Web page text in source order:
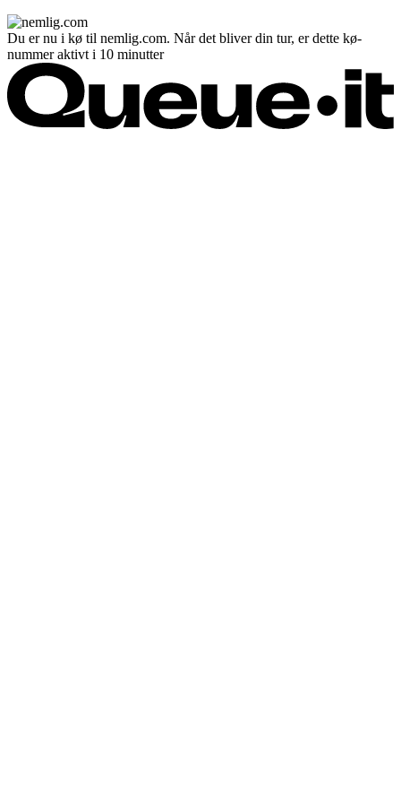
Du er nu i kø til nemlig.com. Når det bliver din tur, er dette kø-
nummer aktivt i 10 minutter